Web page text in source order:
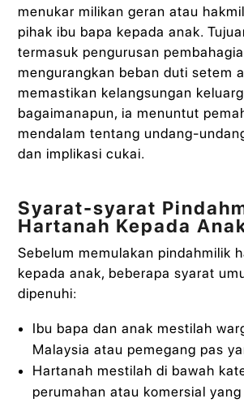
menukar milikan geran atau
pihak ibu bapa kepada anak.
termasuk pengurusan
mengurangkan beban duti setem
memastikan kelangsungan
bagaimanapun, ia menuntut
mendalam tentang undang-
dan implikasi cukai.
Syarat-syarat
Hartanah Kepada
Sebelum memulakan pindahmilik
kepada anak, beberapa syarat
dipenuhi:
Ibu bapa dan anak mestilah
Malaysia atau pemegang pas
Hartanah mestilah di bawah
perumahan atau komersial